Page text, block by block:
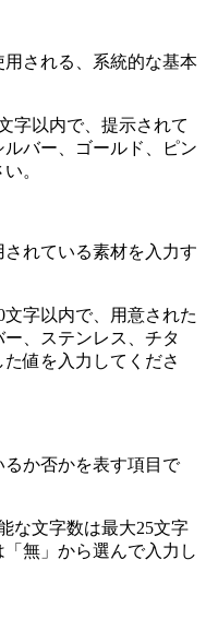
される、系統的な基本
字以内で、提示されて
バー、ゴールド、ピン
。
れている素材を入力す
字以内で、用意された
、ステンレス、チタ
値を入力してくださ
か否かを表す項目で
な文字数は最大25文字
無」から選んで入力し